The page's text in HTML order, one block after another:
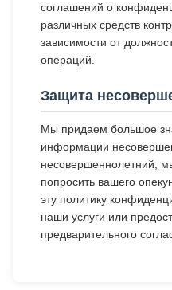
соглашений о
различных средств
зависимости от
операций.
Защита
Мы придаем большое
информации
несовершеннолетний,
попросить вашего
эту политику
наши услуги или
предварительного